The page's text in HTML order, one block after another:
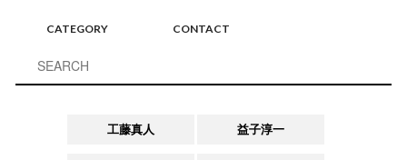
CATEGORY CONTACT
工藤真人 益子淳一